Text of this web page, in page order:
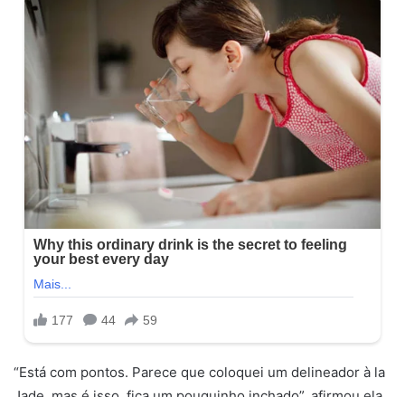
“Está com pontos. Parece que coloquei um delineador à la